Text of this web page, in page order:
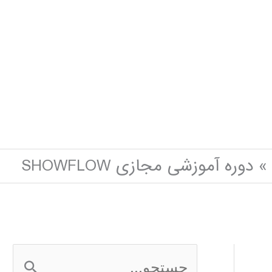
دوره آموزشی مجازی SHOWFLOW